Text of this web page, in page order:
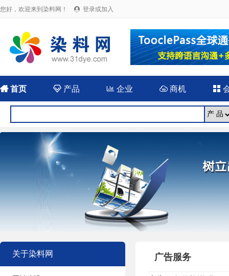
您好，欢迎来到染料网！  登录或加入
首页  产品  企业  商机 
关于染料网 广告服务